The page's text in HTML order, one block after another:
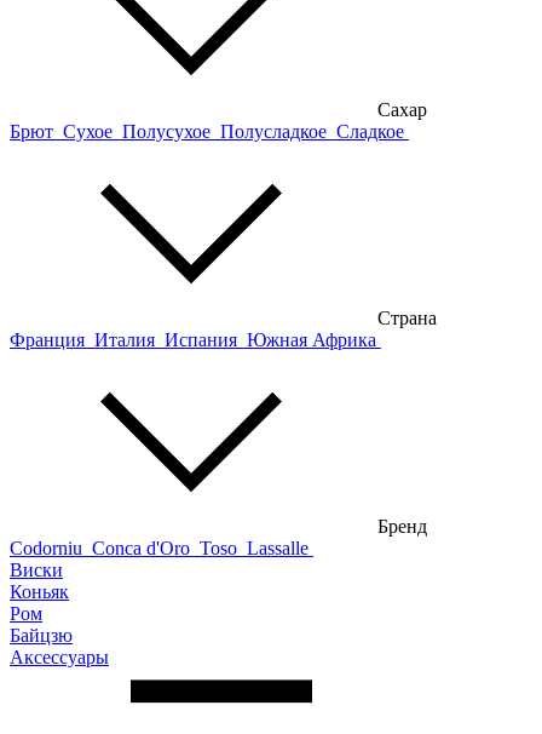
Сахар
Брют Сухое Полусухое Полусладкое Сладкое
Страна
Франция Италия Испания Южная Африка
Бренд
Codorniu Conca d'Oro Toso Lassalle
Виски
Коньяк
Ром
Байцзю
Аксессуары